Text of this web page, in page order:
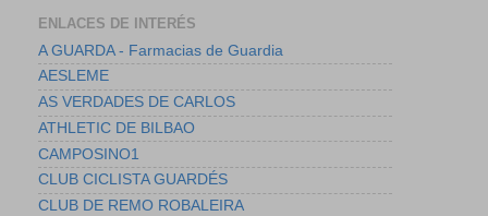
ENLACES DE INTERÉS
A GUARDA - Farmacias de Guardia
AESLEME
AS VERDADES DE CARLOS
ATHLETIC DE BILBAO
CAMPOSINO1
CLUB CICLISTA GUARDÉS
CLUB DE REMO ROBALEIRA